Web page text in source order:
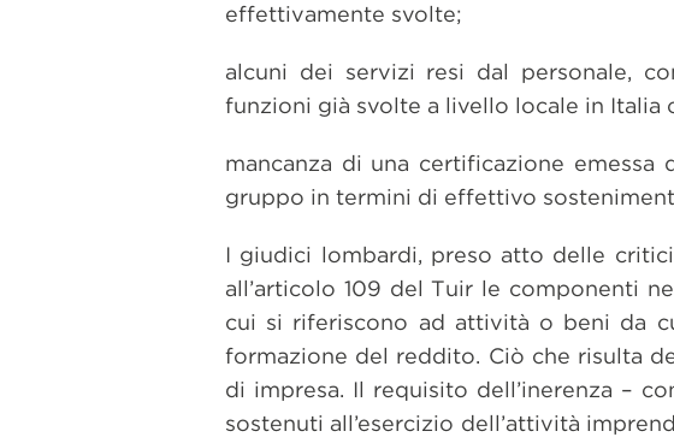
effettivamente svolte;
alcuni dei servizi resi dal personale,
funzioni già svolte a livello locale in
mancanza di una certificazione emessa
gruppo in termini di effettivo
I giudici lombardi, preso atto delle
all’articolo 109 del Tuir le componenti
cui si riferiscono ad attività o beni da
formazione del reddito. Ciò che risulta
di impresa. Il requisito dell’inerenza –
sostenuti all’esercizio dell’attività